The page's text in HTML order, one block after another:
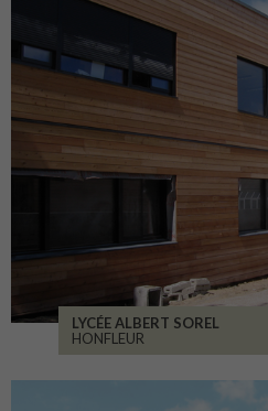
LYCÉE ALBERT SOREL
HONFLEUR